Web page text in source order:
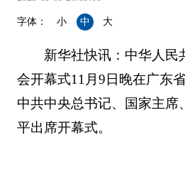
字体： 小 中 大
新华社快讯：中华人民
会开幕式11月9日晚在广东
中共中央总书记、国家主席
平出席开幕式。